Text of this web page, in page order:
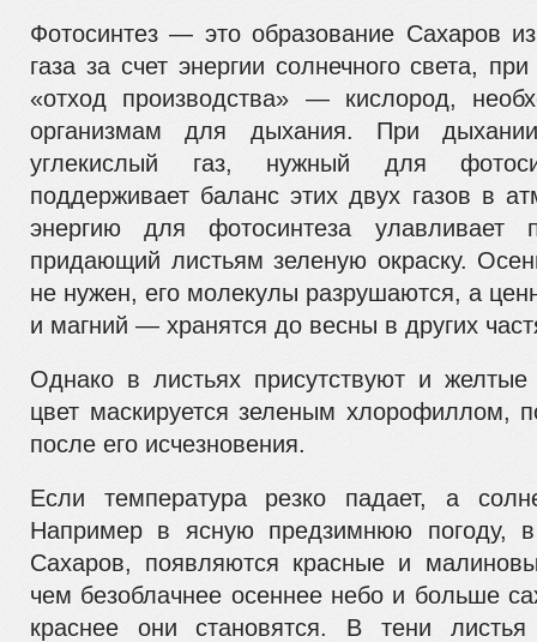
Фотосинтез — это образование Сахаров
газа за счет энер­гии солнечного света,
«отход производства» — кислород,
организмам для дыхания. При
углекислый газ, нужный для
поддерживает баланс этих двух газов в
энергию для фотосинтеза улавливает
прида­ющий листьям зеленую окраску.
не нужен, его молеку­лы разрушаются, а
и магний — хранятся до весны в дру­гих
Однако в листьях присутствуют и
цвет маскирует­ся зеленым хлорофиллом,
после его исчезновения.
Если температура резко падает, а
Например в ясную предзимнюю погоду, в
Сахаров, появляются красные и
чем безоблачнее осеннее небо и больше
краснее они становятся. В тени